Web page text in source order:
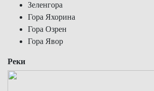
Зеленгора
Гора Яхорина
Гора Озрен
Гора Явор
Реки